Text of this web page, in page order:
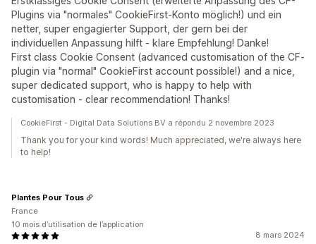
Plugins via "normales" CookieFirst-Konto möglich!) und ein
netter, super engagierter Support, der gern bei der
individuellen Anpassung hilft - klare Empfehlung! Danke!
First class Cookie Consent (advanced customisation of the CF-
plugin via "normal" CookieFirst account possible!) and a nice,
super dedicated support, who is happy to help with
customisation - clear recommendation! Thanks!
CookieFirst - Digital Data Solutions BV a répondu 2 novembre 2023
Thank you for your kind words! Much appreciated, we're always here
to help!
8 mars 2024
Plantes Pour Tous
France
10 mois d’utilisation de l’application